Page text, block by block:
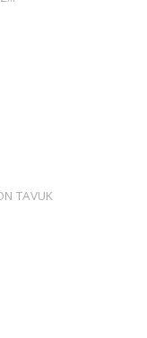
TAVUK